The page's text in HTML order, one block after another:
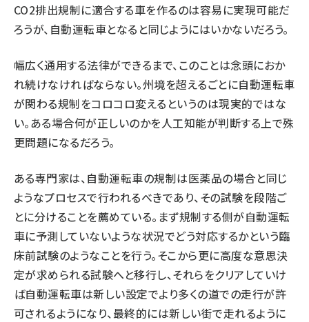
CO2排出規制に適合する車を作るのは容易に実現可能だ
ろうが、自動運転車となると同じようにはいかないだろう。
幅広く通用する法律ができるまで、このことは念頭におか
れ続けなければならない。州境を超えるごとに自動運転車
が関わる規制をコロコロ変えるというのは現実的ではな
い。ある場合何が正しいのかを人工知能が判断する上で殊
更問題になるだろう。
ある専門家は、自動運転車の規制は医薬品の場合と同じ
ようなプロセスで行われるべきであり、その試験を段階ご
とに分けることを薦めている。まず規制する側が自動運転
車に予測していないような状況でどう対応するかという臨
床前試験のようなことを行う。そこから更に高度な意思決
定が求められる試験へと移行し、それらをクリアしていけ
ば自動運転車は新しい設定でより多くの道での走行が許
可されるようになり、最終的には新しい街で走れるように